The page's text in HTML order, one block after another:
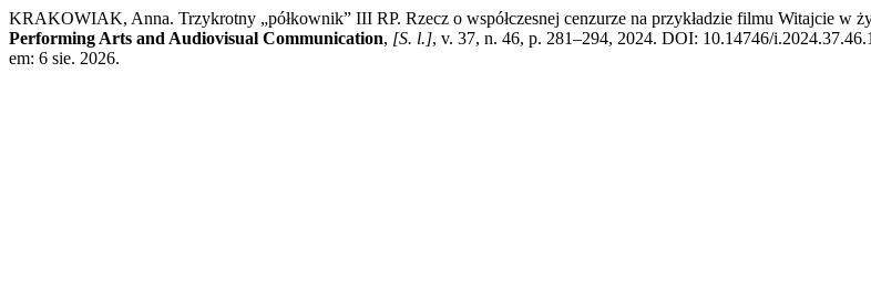
KRAKOWIAK, Anna. Trzykrotny „półkownik” III RP. Rzecz o współczesnej cenzurze na przykładzie filmu Witajcie w
Performing Arts and Audiovisual Communication, [S. l.], v. 37, n. 46, p. 281–294, 2024. DOI: 10.14746/
em: 6 sie. 2026.